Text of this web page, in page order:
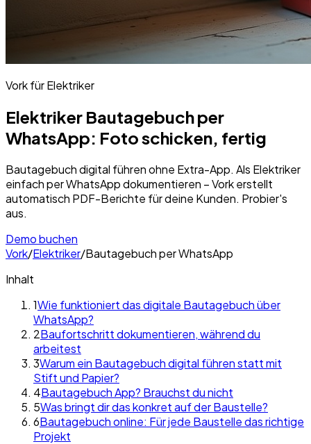
Vork fürElektriker
Elektriker Bautagebuch per
WhatsApp: Foto schicken, fertig
Bautagebuch digital führen ohne Extra-App. Als Elektriker
einfach per WhatsApp dokumentieren – Vork erstellt
automatisch PDF-Berichte für deine Kunden. Probier's
aus.
Demo buchen
Vork/Elektriker/Bautagebuch per WhatsApp
Inhalt
1Wie funktioniert das digitale Bautagebuch über
WhatsApp?
2Baufortschritt dokumentieren, während du
arbeitest
3Warum ein Bautagebuch digital führen statt mit
Stift und Papier?
4Bautagebuch App? Brauchst du nicht
5Was bringt dir das konkret auf der Baustelle?
6Bautagebuch online: Für jede Baustelle das richtige
Projekt